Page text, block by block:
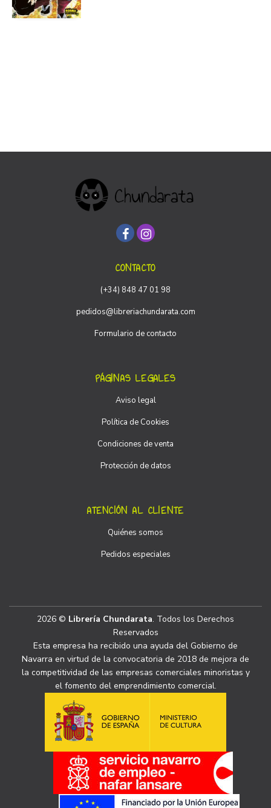
CONTACTO
(+34) 848 47 01 98
pedidos@libreriachundarata.com
Formulario de contacto
PÁGINAS LEGALES
Aviso legal
Política de Cookies
Condiciones de venta
Protección de datos
ATENCIÓN AL CLIENTE
Quiénes somos
Pedidos especiales
2026 © Librería Chundarata. Todos los Derechos
Reservados
Esta empresa ha recibido una ayuda del Gobierno de
Navarra en virtud de la convocatoria de 2018 de mejora de
la competitividad de las empresas comerciales minoristas y
el fomento del emprendimiento comercial.